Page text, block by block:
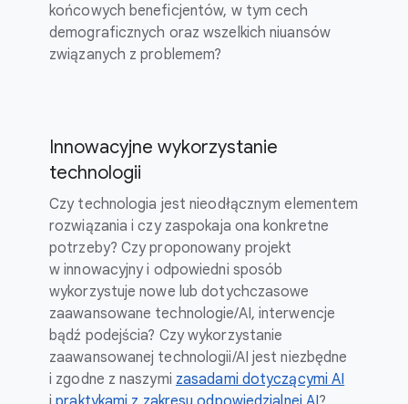
końcowych beneficjentów, w tym cech
demograficznych oraz wszelkich niuansów
związanych z problemem?
Innowacyjne wykorzystanie
technologii
Czy technologia jest nieodłącznym elementem
rozwiązania i czy zaspokaja ona konkretne
potrzeby? Czy proponowany projekt
w innowacyjny i odpowiedni sposób
wykorzystuje nowe lub dotychczasowe
zaawansowane technologie/AI, interwencje
bądź podejścia? Czy wykorzystanie
zaawansowanej technologii/AI jest niezbędne
i zgodne z naszymi zasadami dotyczącymi AI